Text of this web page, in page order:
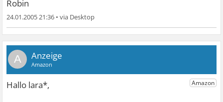
Robin
24.01.2005 21:36 •
A